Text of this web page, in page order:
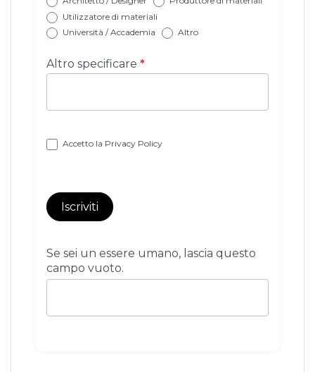
Utilizzatore di materiali
Università / Accademia
Altro
Altro specificare *
Accetto la Privacy Policy
Iscriviti
Se sei un essere umano, lascia questo
campo vuoto.